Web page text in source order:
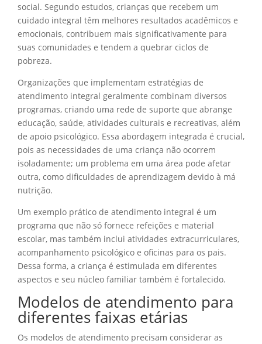
social. Segundo estudos, crianças que recebem um
cuidado integral têm melhores resultados acadêmicos e
emocionais, contribuem mais significativamente para
suas comunidades e tendem a quebrar ciclos de
pobreza.
Organizações que implementam estratégias de
atendimento integral geralmente combinam diversos
programas, criando uma rede de suporte que abrange
educação, saúde, atividades culturais e recreativas, além
de apoio psicológico. Essa abordagem integrada é crucial,
pois as necessidades de uma criança não ocorrem
isoladamente; um problema em uma área pode afetar
outra, como dificuldades de aprendizagem devido à má
nutrição.
Um exemplo prático de atendimento integral é um
programa que não só fornece refeições e material
escolar, mas também inclui atividades extracurriculares,
acompanhamento psicológico e oficinas para os pais.
Dessa forma, a criança é estimulada em diferentes
aspectos e seu núcleo familiar também é fortalecido.
Modelos de atendimento para
diferentes faixas etárias
Os modelos de atendimento precisam considerar as